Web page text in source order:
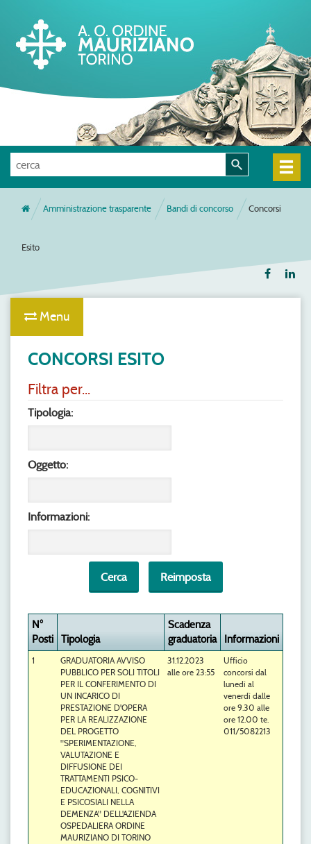
Amministrazione trasparente Bandi di concorso Concorsi
Esito
Menu
CONCORSI ESITO
Filtra per...
Tipologia:
Oggetto:
Informazioni:
N°
Posti
Tipologia
Scadenza
graduatoria
Informazioni
1
GRADUATORIA AVVISO
PUBBLICO PER SOLI TITOLI
PER IL CONFERIMENTO DI
UN INCARICO DI
PRESTAZIONE D'OPERA
PER LA REALIZZAZIONE
DEL PROGETTO
"SPERIMENTAZIONE,
VALUTAZIONE E
DIFFUSIONE DEI
TRATTAMENTI PSICO-
EDUCAZIONALI, COGNITIVI
E PSICOSIALI NELLA
DEMENZA" DELL'AZIENDA
OSPEDALIERA ORDINE
MAURIZIANO DI TORINO
31.12.2023
alle ore 23:55
Ufficio
concorsi dal
lunedì al
venerdì dalle
ore 9.30 alle
ore 12.00 te.
011/5082213